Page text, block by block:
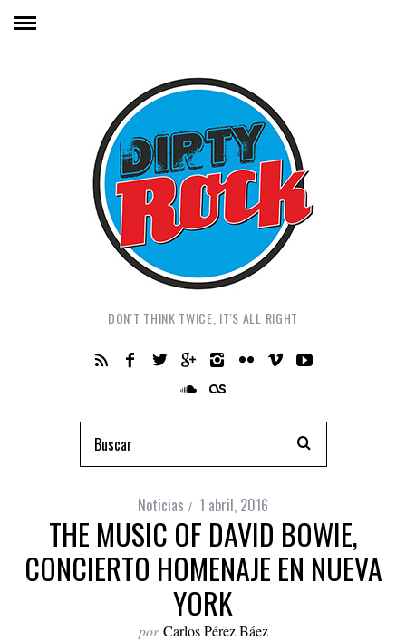
DON'T THINK TWICE, IT'S ALL RIGHT
Noticias 1 abril, 2016
THE MUSIC OF DAVID BOWIE,
CONCIERTO HOMENAJE EN NUEVA
YORK
por Carlos Pérez Báez